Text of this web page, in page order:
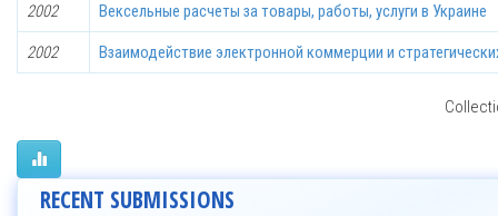
2002 Вексельные расчеты за товары, работы, услуги в Украине
2002 Взаимодействие электронной коммерции и
RECENT SUBMISSIONS